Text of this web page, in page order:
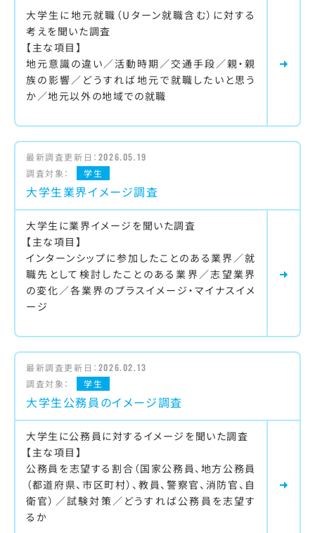
大学生に地元就職（Uターン就職含む）に対する
考えを聞いた調査
【主な項目】
地元意識の違い／活動時期／交通手段／親・親
族の影響／どうすれば地元で就職したいと思う
か／地元以外の地域での就職
最新調査更新日： 2026.05.19
調査対象：
学生
大学生業界イメージ調査
大学生に業界イメージを聞いた調査
【主な項目】
インターンシップに参加したことのある業界／就
職先として検討したことのある業界／志望業界
の変化／各業界のプラスイメージ・マイナスイメ
ージ
最新調査更新日： 2026.02.13
調査対象：
学生
大学生公務員のイメージ調査
大学生に公務員に対するイメージを聞いた調査
【主な項目】
公務員を志望する割合（国家公務員、地方公務員
（都道府県、市区町村）、教員、警察官、消防官、自
衛官）／試験対策／どうすれば公務員を志望す
るか